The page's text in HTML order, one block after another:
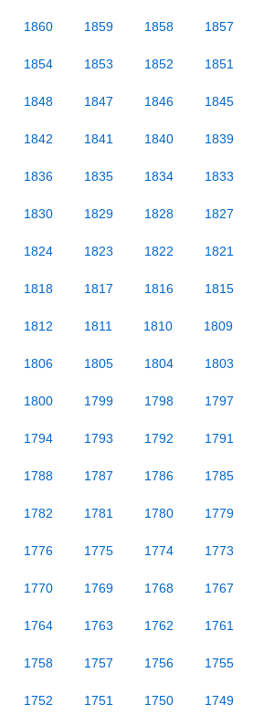
1860 1859 1858 1857
1854 1853 1852 1851
1848 1847 1846 1845
1842 1841 1840 1839
1836 1835 1834 1833
1830 1829 1828 1827
1824 1823 1822 1821
1818 1817 1816 1815
1812 1811 1810 1809
1806 1805 1804 1803
1800 1799 1798 1797
1794 1793 1792 1791
1788 1787 1786 1785
1782 1781 1780 1779
1776 1775 1774 1773
1770 1769 1768 1767
1764 1763 1762 1761
1758 1757 1756 1755
1752 1751 1750 1749